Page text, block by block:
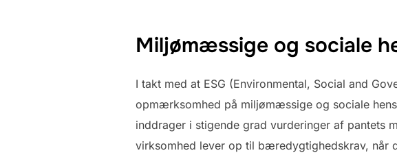
Miljømæssige og sociale
I takt med at ESG (Environmental, Social and
opmærksomhed på miljømæssige og sociale
inddrager i stigende grad vurderinger af pantets
virksomhed lever op til bæredygtighedskrav, når